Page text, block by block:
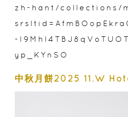
zh-hant/collections/
-
yp_KYnSO
中秋月餅2025 11.W